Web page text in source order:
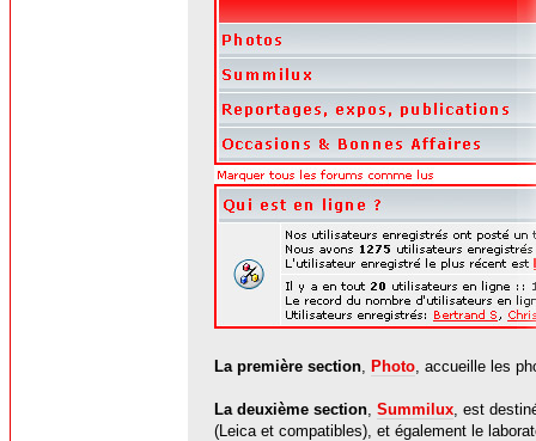
La première section, Photo, accueille les
La deuxième section, Summilux, est
(Leica et compatibles), et également le